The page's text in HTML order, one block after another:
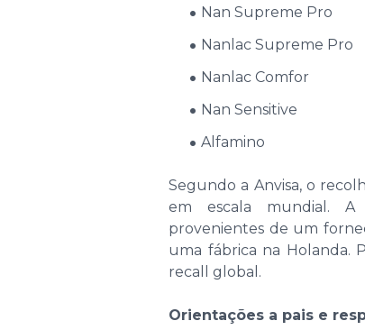
Nan Supreme Pro
Nanlac Supreme Pro
Nanlac Comfor
Nan Sensitive
Alfamino
Segundo a Anvisa, o
em escala mundial. A
provenientes de um
uma fábrica na Holanda.
recall global.
Orientações a pais e